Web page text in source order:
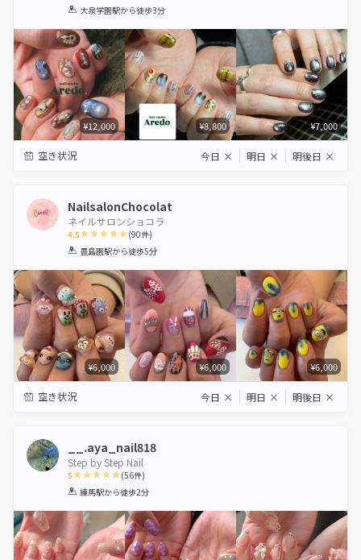
1 2 3 4 5
大泉学園駅から徒歩3分
¥12,000 ¥8,800 ¥7,000
空き状況 今日 × 明日 × 明後日 ×
NailsalonChocolat
ネイルサロンショコラ
4.5
1 2 3 4 5
(90件)
豊島園駅から徒歩5分
¥6,000 ¥6,000 ¥6,000
空き状況 今日 × 明日 × 明後日 ×
__.aya_nail818
Step by Step Nail
5
1 2 3 4 5
(56件)
練馬駅から徒歩2分